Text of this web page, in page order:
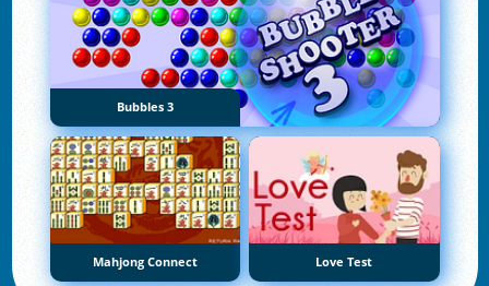
Bubbles 3
Mahjong Connect Love Test